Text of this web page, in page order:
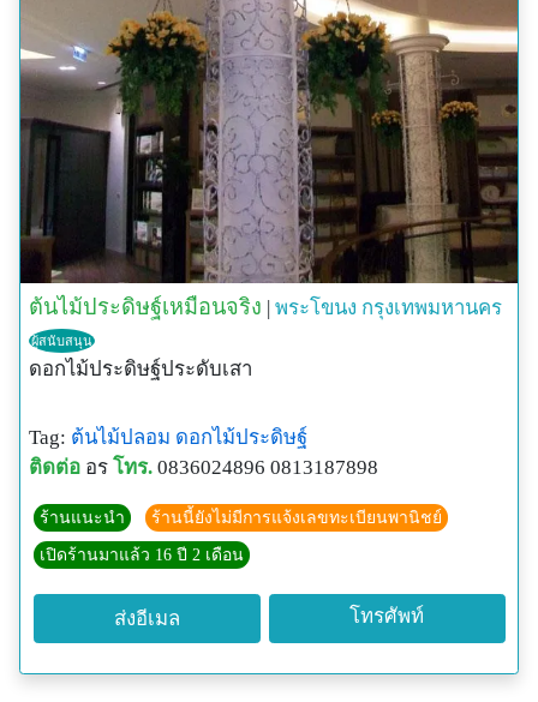
ต้นไม้ประดิษฐ์เหมือนจริง พระโขนง กรุงเทพมหานคร
ผู้สนับสนุน
ดอกไม้ประดิษฐ์ประดับเสา
Tag: ต้นไม้ปลอม ดอกไม้ประดิษฐ์
ติดต่อ อร โทร. 0836024896 0813187898
ร้านแนะนำ ร้านนี้ยังไม่มีการแจ้งเลขทะเบียนพานิชย์
เปิดร้านมาแล้ว 16 ปี 2 เดือน
ส่งอีเมล โทรศัพท์